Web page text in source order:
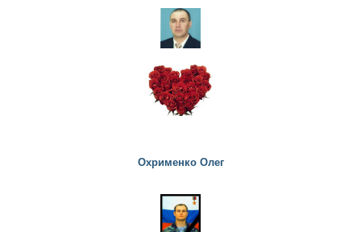
Охрименко Олег